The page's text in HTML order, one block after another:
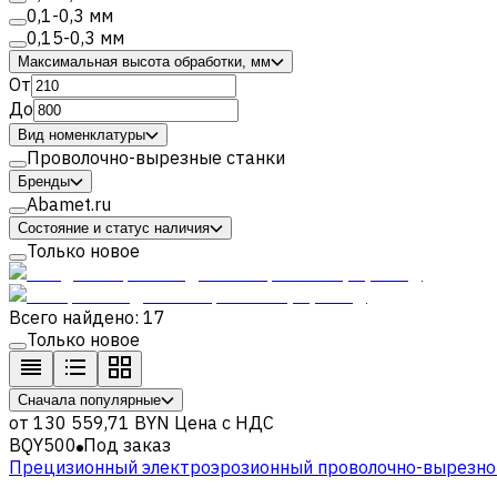
0,1-0,3 мм
0,15-0,3 мм
Максимальная высота обработки, мм
От
До
Вид номенклатуры
Проволочно-вырезные станки
Бренды
Abamet.ru
Состояние и статус наличия
Только новое
Всего найдено: 17
Только новое
Сначала популярные
от 130 559,71 BYN Цена с НДС
BQY500 Под заказ
Прецизионный электроэрозионный проволочно-